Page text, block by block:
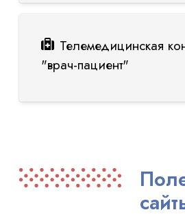
Телемедицинская
"врач-пациент"